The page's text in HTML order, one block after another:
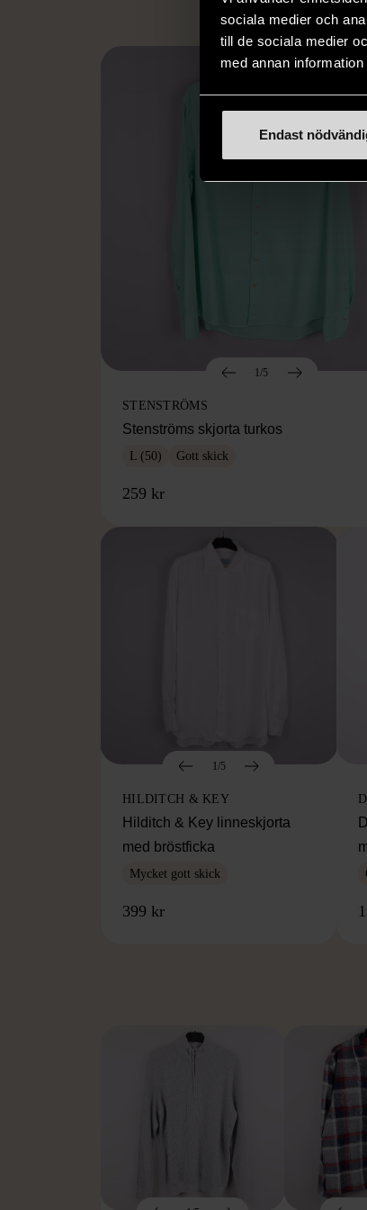
sociala medier och
till de sociala medier
med annan
Endast
1/5
STENSTRÖMS
Stenströms skjorta turkos
L (50) Gott skick
259 kr
1/5
HILDITCH & KEY
Hilditch & Key linneskjorta
med bröstficka
Mycket gott skick
399 kr